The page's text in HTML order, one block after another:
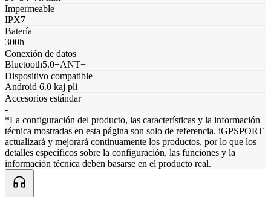
Impermeable
IPX7
Batería
300h
Conexión de datos
Bluetooth5.0+ANT+
Dispositivo compatible
Android 6.0 kaj pli
Accesorios estándar
-
*La configuración del producto, las características y la información
técnica mostradas en esta página son solo de referencia. iGPSPORT
actualizará y mejorará continuamente los productos, por lo que los
detalles específicos sobre la configuración, las funciones y la
información técnica deben basarse en el producto real.